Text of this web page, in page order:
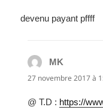
devenu payant pffff
MK
27 novembre 2017 à
@ T.D : https://